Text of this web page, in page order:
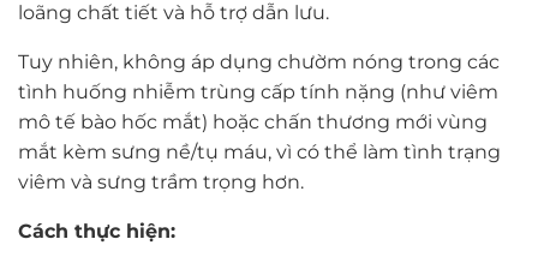
loãng chất tiết và hỗ trợ dẫn lưu.
Tuy nhiên, không áp dụng chườm nóng trong các
tình huống nhiễm trùng cấp tính nặng (như viêm
mô tế bào hốc mắt) hoặc chấn thương mới vùng
mắt kèm sưng nề/tụ máu, vì có thể làm tình trạng
viêm và sưng trầm trọng hơn.
Cách thực hiện: